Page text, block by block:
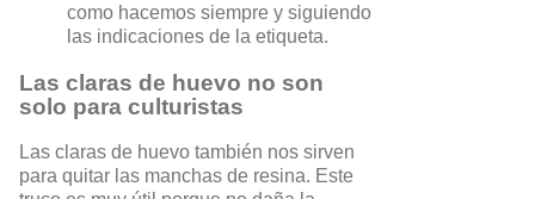
como hacemos siempre y siguiendo
las indicaciones de la etiqueta.
Las claras de huevo no son
solo para culturistas
Las claras de huevo también nos sirven
para quitar las manchas de resina. Este